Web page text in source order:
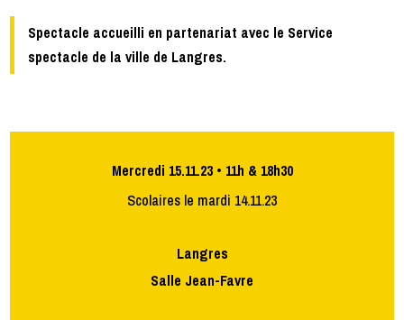
Spectacle accueilli en partenariat avec le Service
spectacle de la ville de Langres.
Mercredi 15.11.23 • 11h & 18h30
Scolaires le mardi 14.11.23
Langres
Salle Jean-Favre